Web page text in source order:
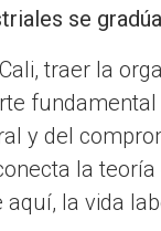
se
traer la
y del
la teoría
aquí, la vida